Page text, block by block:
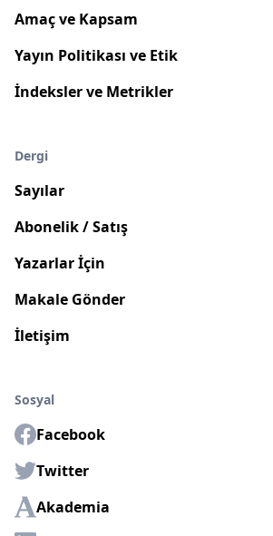
Amaç ve Kapsam
Yayın Politikası ve Etik
İndeksler ve Metrikler
Dergi
Sayılar
Abonelik / Satış
Yazarlar İçin
Makale Gönder
İletişim
Sosyal
Facebook
Twitter
Akademia